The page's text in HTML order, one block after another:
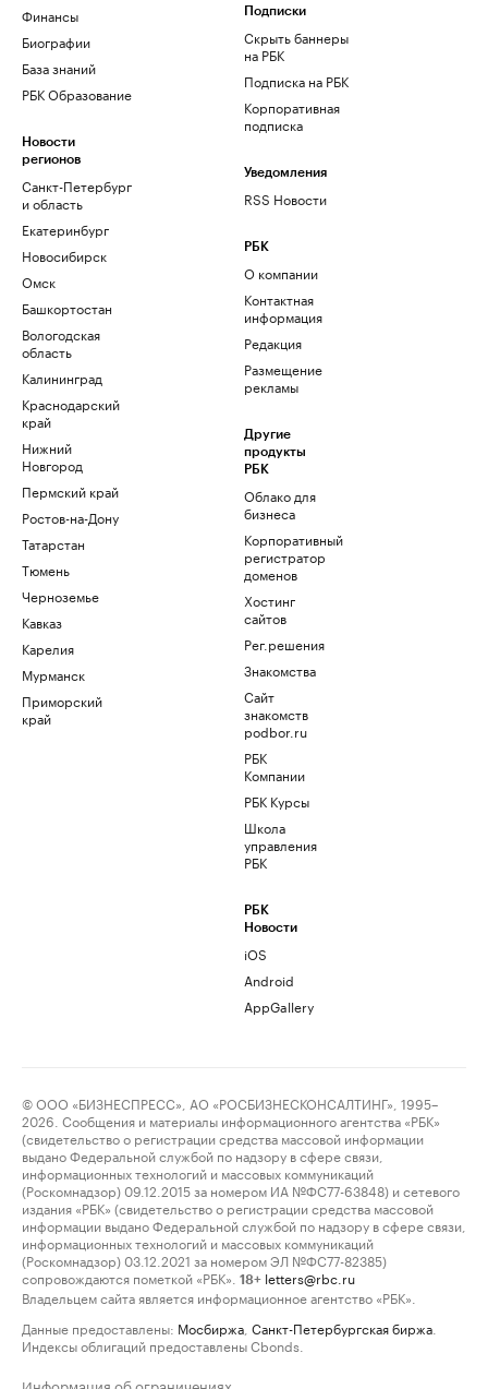
Финансы
Биографии
База знаний
РБК Образование
Новости
регионов
Санкт-Петербург
и область
Екатеринбург
Новосибирск
Омск
Башкортостан
Вологодская
область
Калининград
Краснодарский
край
Нижний
Новгород
Пермский край
Ростов-на-Дону
Татарстан
Тюмень
Черноземье
Кавказ
Карелия
Мурманск
Приморский
край
Подписки
Скрыть баннеры
на РБК
Подписка на РБК
Корпоративная
подписка
Уведомления
RSS Новости
РБК
О компании
Контактная
информация
Редакция
Размещение
рекламы
Другие
продукты
РБК
Облако для
бизнеса
Корпоративный
регистратор
доменов
Хостинг
сайтов
Рег.решения
Знакомства
Сайт
знакомств
podbor.ru
РБК
Компании
РБК Курсы
Школа
управления
РБК
РБК
Новости
iOS
Android
AppGallery
© ООО «БИЗНЕСПРЕСС», АО «РОСБИЗНЕСКОНСАЛТИНГ», 1995–
2026. Сообщения и материалы информационного агентства «РБК»
(свидетельство о регистрации средства массовой информации
выдано Федеральной службой по надзору в сфере связи,
информационных технологий и массовых коммуникаций
(Роскомнадзор) 09.12.2015 за номером ИА №ФС77-63848) и сетевого
издания «РБК» (свидетельство о регистрации средства массовой
информации выдано Федеральной службой по надзору в сфере связи,
информационных технологий и массовых коммуникаций
(Роскомнадзор) 03.12.2021 за номером ЭЛ №ФС77-82385)
сопровождаются пометкой «РБК».
18+ letters@rbc.ru
Владельцем сайта является информационное агентство «РБК».
Данные предоставлены: Мосбиржа Санкт-Петербургская биржа
Индексы облигаций предоставлены Cbonds.
Информация об ограничениях